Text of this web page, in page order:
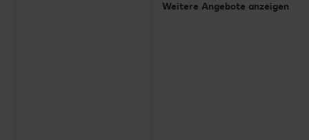
Weitere Angebote anzeigen